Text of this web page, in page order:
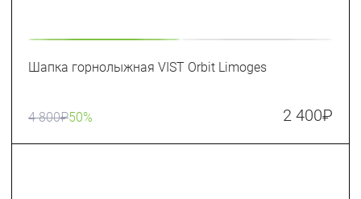
Шапка горнолыжная VIST Orbit Limoges
4 800₽50% 2 400₽